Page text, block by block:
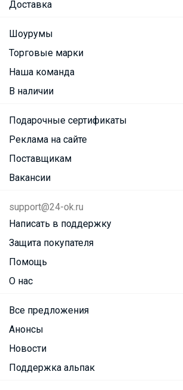
Доставка
Шоурумы
Торговые марки
Наша команда
В наличии
Подарочные сертификаты
Реклама на сайте
Поставщикам
Вакансии
support@24-ok.ru
Написать в поддержку
Защита покупателя
Помощь
О нас
Все предложения
Анонсы
Новости
Поддержка альпак